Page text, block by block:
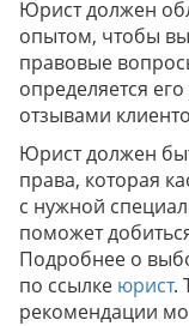
Юрист должен
опытом, чтобы
правовые
определяется
отзывами
Юрист должен
права, которая
с нужной
поможет
Подробнее о
по ссылке юрист.
рекомендации